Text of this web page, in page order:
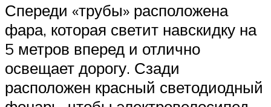
Спереди «трубы» расположена
фара, которая светит навскидку на
5 метров вперед и отлично
освещает дорогу. Сзади
расположен красный светодиодный